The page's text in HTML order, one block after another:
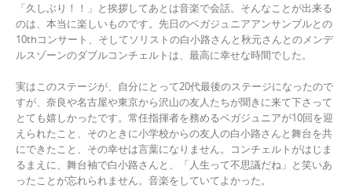
「久しぶり！！」と挨拶してあとは音楽で会話。そんなことが出来る
のは、本当に楽しいものです。先日のベガジュニアアンサンブルとの
10thコンサート、そしてソリストの白小路さんと秋元さんとのメンデ
ルスゾーンのダブルコンチェルトは、最高に幸せな時間でした。
実はこのステージが、自分にとって20代最後のステージになったので
すが、奈良や名古屋や東京から沢山の友人たちが聞きに来て下さって
とても嬉しかったです。常任指揮者を務めるベガジュニアが10回を迎
えられたこと、そのときに小学校からの友人の白小路さんと舞台を共
にできたこと、その幸せは言葉になりません。コンチェルトがはじま
るまえに、舞台袖で白小路さんと、「人生って不思議だね」と笑いあ
ったことが忘れられません。音楽をしていてよかった。